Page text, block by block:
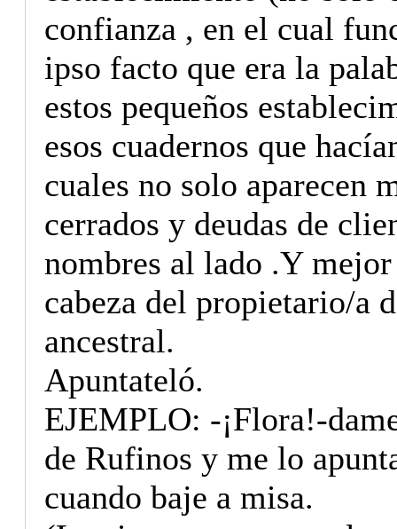
confianza , en el cual
ipso facto que era la
estos pequeños
esos cuadernos que
cuales no solo aparecen
cerrados y deudas de
nombres al lado .Y
cabeza del propietario/a
ancestral.
Apuntateló.
EJEMPLO: -¡Flora!-
de Rufinos y me lo
cuando baje a misa.